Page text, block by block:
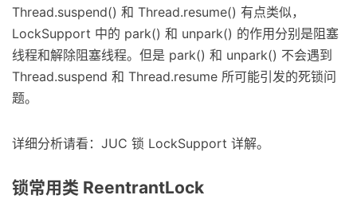
Thread.suspend() 和 Thread.resume() 有点类似，
LockSupport 中的 park() 和 unpark() 的作用分别是阻塞
线程和解除阻塞线程。但是 park() 和 unpark() 不会遇到
Thread.suspend 和 Thread.resume 所可能引发的死锁问
题。
详细分析请看：JUC 锁 LockSupport 详解。
锁常用类 ReentrantLock